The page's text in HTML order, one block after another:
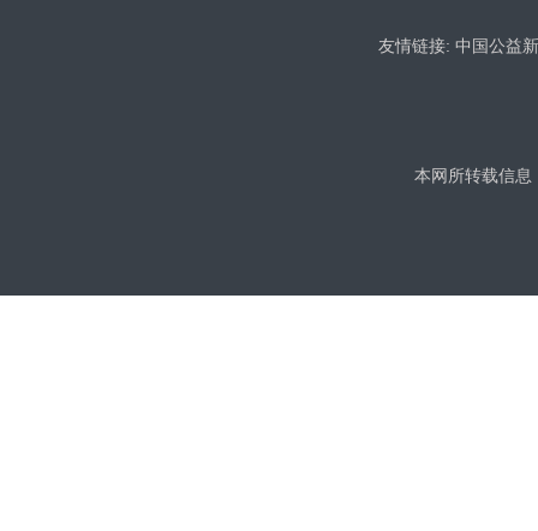
友情链接: 中国公益
本网所转载信息